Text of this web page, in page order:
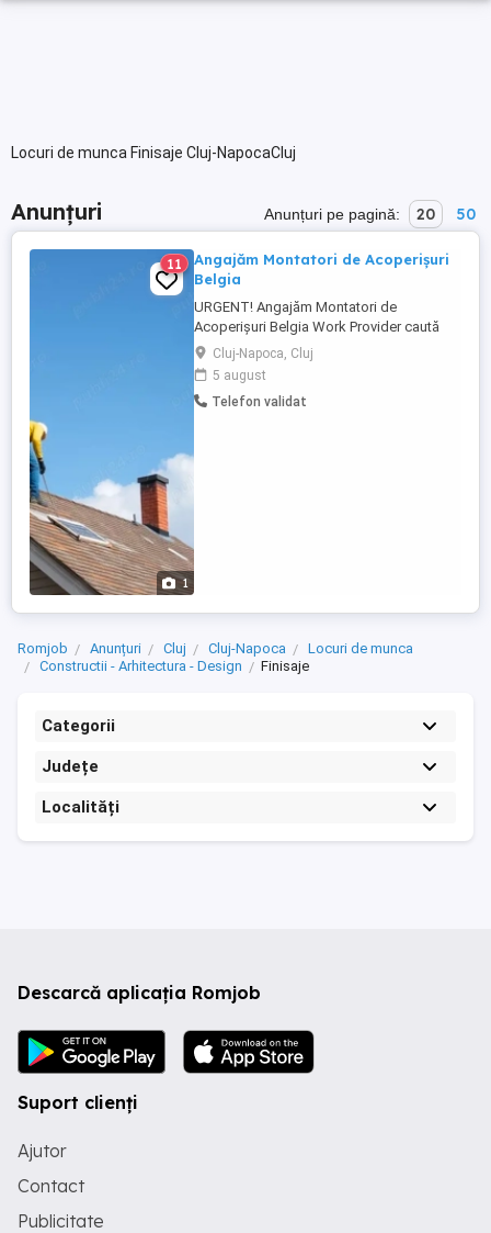
Locuri de munca Finisaje Cluj-NapocaCluj
Anunțuri Anunțuri pe pagină: 20 50
1
11
Angajăm Montatori de Acoperișuri
Belgia
URGENT! Angajăm Montatori de
Acoperișuri Belgia Work Provider caută
muncitori în domeniul construcțiilor,
specializați în montajul acoperișurilor.
Dacă ai experiență, sau esti dornic sa
inveti ai seriozitate și nu te temi de
Cluj-Napoca, Cluj
5 august
Telefon validat
Romjob Anunțuri Cluj Cluj-Napoca
Locuri de munca
Constructii - Arhitectura - Design
Finisaje
Categorii
Județe
Localități
Descarcă aplicația Romjob
Suport clienți
Ajutor
Contact
Publicitate